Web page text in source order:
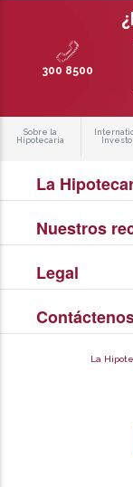
300 8500
Sobre la
Hipotecaria
La
Nuestros
Legal
La